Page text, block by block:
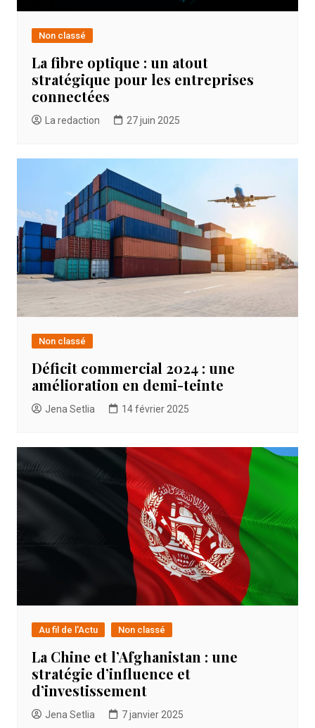
Non classé
La fibre optique : un atout
stratégique pour les entreprises
connectées
La redaction 27 juin 2025
Non classé
Déficit commercial 2024 : une
amélioration en demi-teinte
Jena Setlia 14 février 2025
Au fil de l'Actu Non classé
La Chine et l’Afghanistan : une
stratégie d’influence et
d’investissement
Jena Setlia 7 janvier 2025